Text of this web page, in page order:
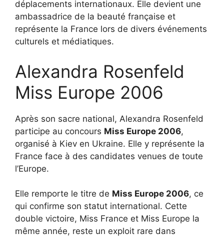
déplacements internationaux. Elle devient une
ambassadrice de la beauté française et
représente la France lors de divers événements
culturels et médiatiques.
Alexandra Rosenfeld
Miss Europe 2006
Après son sacre national, Alexandra Rosenfeld
participe au concours Miss Europe 2006,
organisé à Kiev en Ukraine. Elle y représente la
France face à des candidates venues de toute
l’Europe.
Elle remporte le titre de Miss Europe 2006, ce
qui confirme son statut international. Cette
double victoire, Miss France et Miss Europe la
même année, reste un exploit rare dans